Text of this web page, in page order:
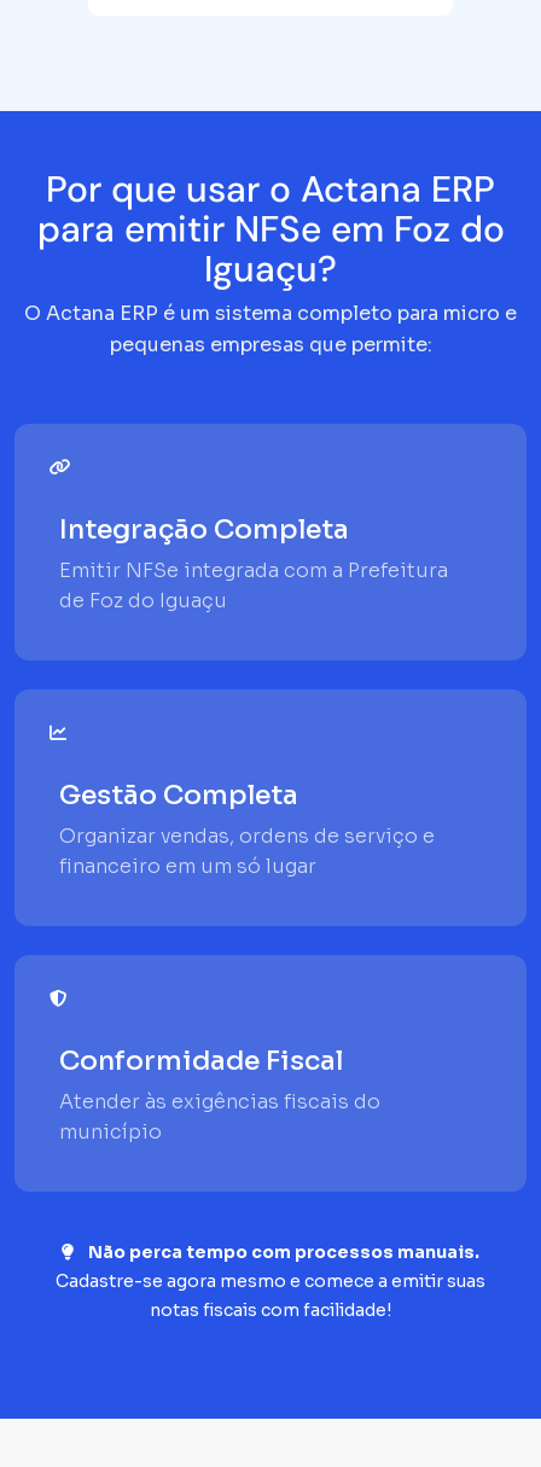
Por que usar o Actana ERP
para emitir NFSe em Foz do
Iguaçu?
O Actana ERP é um sistema completo para micro e
pequenas empresas que permite:
Integração Completa
Emitir NFSe integrada com a Prefeitura
de Foz do Iguaçu
Gestão Completa
Organizar vendas, ordens de serviço e
financeiro em um só lugar
Conformidade Fiscal
Atender às exigências fiscais do
município
Não perca tempo com processos manuais.
Cadastre-se agora mesmo e comece a emitir suas
notas fiscais com facilidade!